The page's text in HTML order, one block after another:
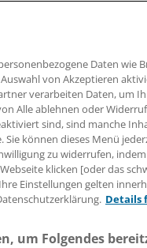
bei
geringer
Sie sich
Kostenlos
Daten wie
von Akzeptieren
verarbeiten Daten, um
Alle ablehnen oder
sind, sind manche
können dieses Menü
zu widerrufen,
klicken [oder das
Einstellungen gelten
Details
um Folgendes